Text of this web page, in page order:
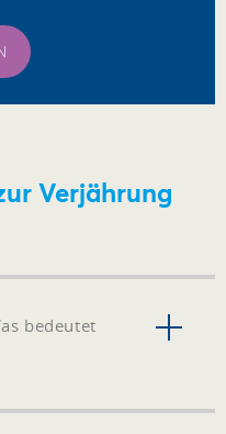
Verjährung
bedeutet